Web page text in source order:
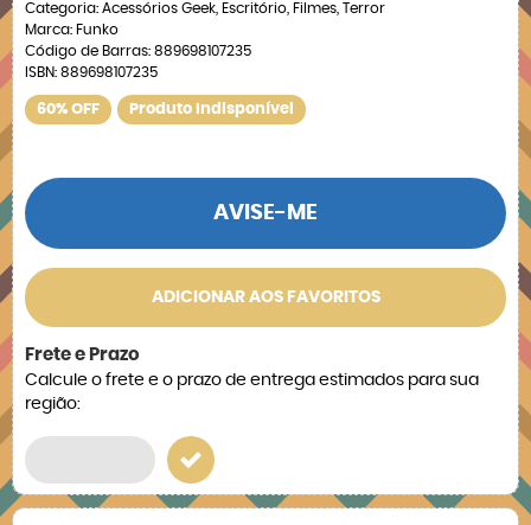
Categoria: Acessórios Geek Escritório Filmes
Terror
Marca: Funko
Código de Barras: 889698107235
ISBN: 889698107235
60% OFF Produto Indisponível
AVISE-ME
ADICIONAR AOS FAVORITOS
Frete e Prazo
Calcule o frete e o prazo de entrega estimados para sua
região: